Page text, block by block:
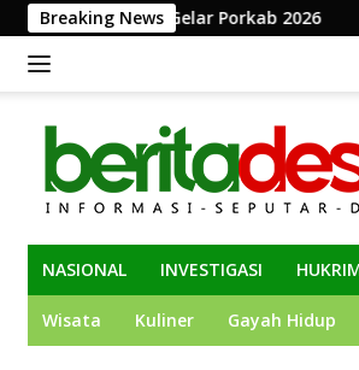
Breaking News
Porkab 2026 KPK Perpanjang
NASIONAL INVESTIGASI
Wisata Kuliner Gayah Hidup